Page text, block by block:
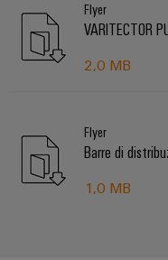
Flyer
VARITECTOR
2,0 MB
Flyer
Barre di
1,0 MB